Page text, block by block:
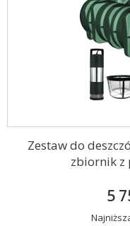
Zestaw do
zbiornik z
5